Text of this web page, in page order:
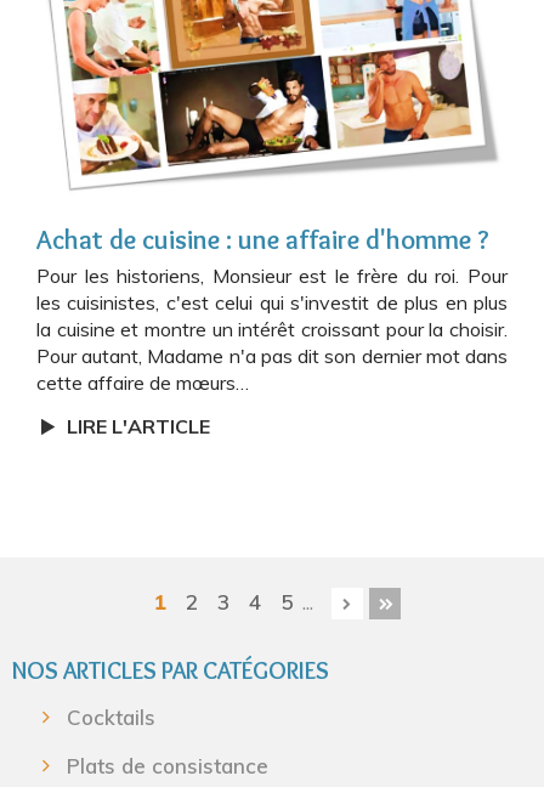
Achat de cuisine : une affaire d'homme ?
Pour les historiens, Monsieur est le frère du roi. Pour
les cuisinistes, c'est celui qui s'investit de plus en plus
la cuisine et montre un intérêt croissant pour la choisir.
Pour autant, Madame n'a pas dit son dernier mot dans
cette affaire de mœurs…
LIRE L'ARTICLE
1 2 3 4 5 ...
NOS ARTICLES PAR CATÉGORIES
Cocktails
Plats de consistance